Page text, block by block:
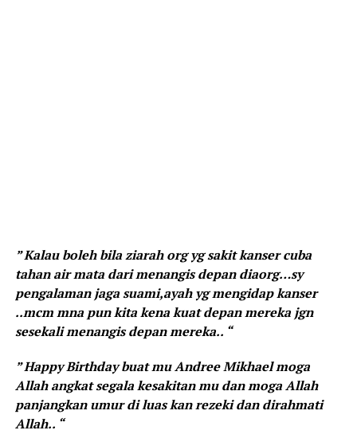
” Kalau boleh bila ziarah org yg sakit kanser cuba
tahan air mata dari menangis depan diaorg…sy
pengalaman jaga suami,ayah yg mengidap kanser
..mcm mna pun kita kena kuat depan mereka jgn
sesekali menangis depan mereka.. “
” Happy Birthday buat mu Andree Mikhael moga
Allah angkat segala kesakitan mu dan moga Allah
panjangkan umur di luas kan rezeki dan dirahmati
Allah.. “